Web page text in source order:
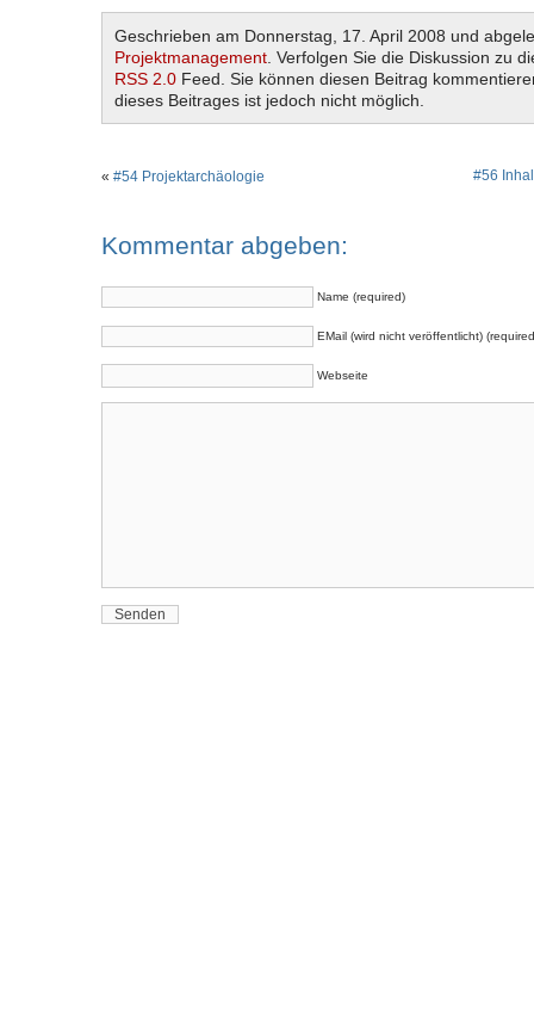
Geschrieben am Donnerstag, 17. April 2008 und
Projektmanagement . Verfolgen Sie die Diskussion zu
RSS 2.0 Feed. Sie können diesen Beitrag
dieses Beitrages ist jedoch nicht möglich.
« #54 Projektarchäologie #56
Kommentar abgeben:
Name (required)
EMail (wird nicht veröffentlicht)
Webseite